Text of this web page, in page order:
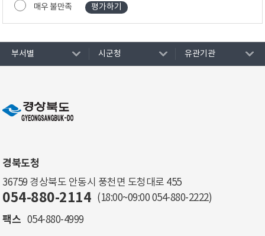
매우 불만족
부서별 시군청 유관기관
경북도청
36759 경상북도 안동시 풍천면 도청대로 455
054-880-2114 (18:00~09:00 054-880-2222)
팩스 054-880-4999